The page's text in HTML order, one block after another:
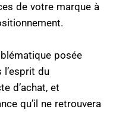
de votre marque à
posée
du
d’achat, et
qu’il ne retrouvera